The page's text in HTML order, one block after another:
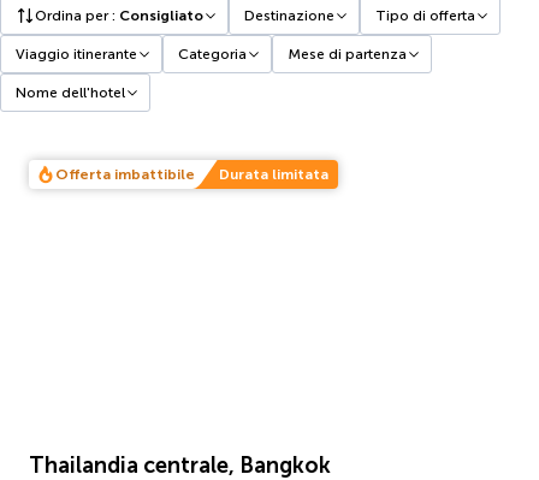
Ordina per: Consigliato Destinazione Tipo di offerta
Viaggio itinerante Categoria Mese di partenza
Nome dell'hotel
Offerta imbattibile Durata limitata
Thailandia centrale, Bangkok